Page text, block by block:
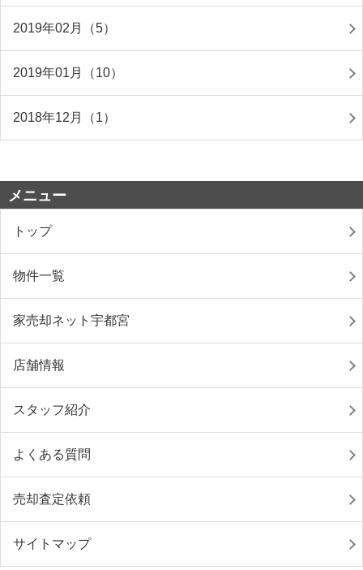
2019年02月（5）
2019年01月（10）
2018年12月（1）
メニュー
トップ
物件一覧
家売却ネット宇都宮
店舗情報
スタッフ紹介
よくある質問
売却査定依頼
サイトマップ